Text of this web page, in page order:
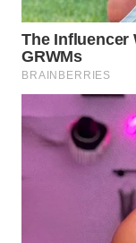
Se o gravy
tudo; se